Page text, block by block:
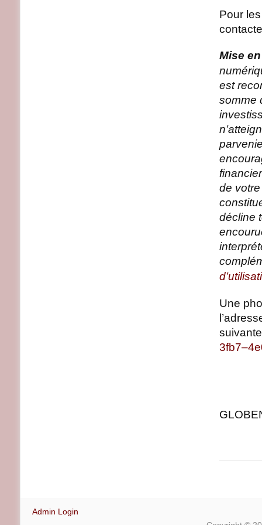
Pour
Mise
est
somme
de
décline
Une
Admin Login